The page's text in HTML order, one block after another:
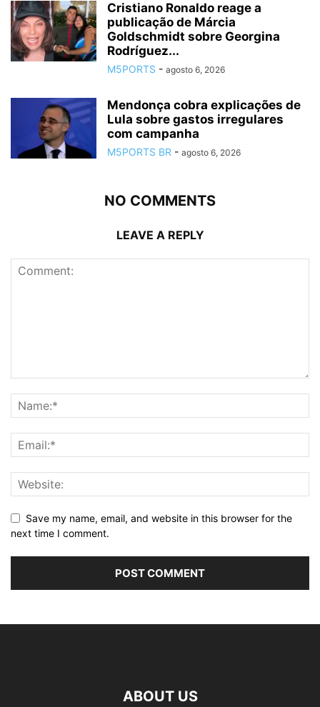
Cristiano Ronaldo reage a
publicação de Márcia
Goldschmidt sobre Georgina
Rodríguez...
M5PORTS - agosto 6, 2026
Mendonça cobra explicações de
Lula sobre gastos irregulares
com campanha
M5PORTS BR - agosto 6, 2026
NO COMMENTS
LEAVE A REPLY
Save my name, email, and website in this browser for the
next time I comment.
ABOUT US